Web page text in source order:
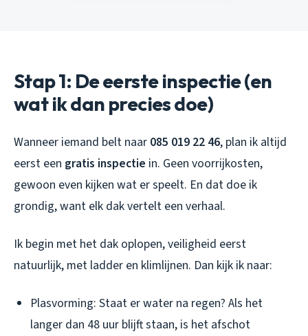
Stap 1: De eerste inspectie (en
wat ik dan precies doe)
Wanneer iemand belt naar 085 019 22 46, plan ik altijd
eerst een gratis inspectie in. Geen voorrijkosten,
gewoon even kijken wat er speelt. En dat doe ik
grondig, want elk dak vertelt een verhaal.
Ik begin met het dak oplopen, veiligheid eerst
natuurlijk, met ladder en klimlijnen. Dan kijk ik naar:
Plasvorming: Staat er water na regen? Als het
langer dan 48 uur blijft staan, is het afschot